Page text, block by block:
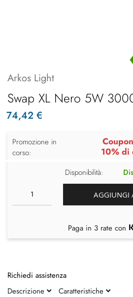
Arkos Light
Swap XL Nero 5W
74,42 €
Promozione in
corso:
10% di
Disponibilità:
AGGIUNGI
Paga in 3 rate con
Richiedi assistenza
Descrizione
Caratteristiche